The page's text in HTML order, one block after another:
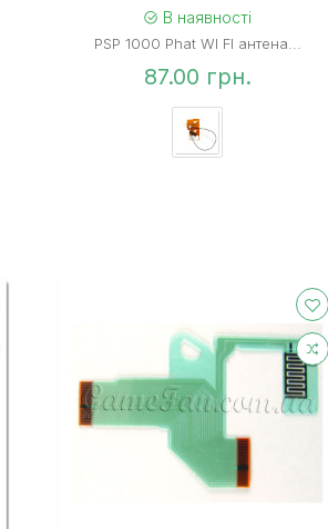
В наявності
PSP 1000 Phat WI FI антена...
87.00 грн.